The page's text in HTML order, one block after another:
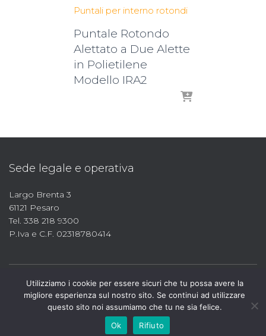
Puntali per interno rotondi
Puntale Rotondo
Alettato a Due Alette
in Polietilene
Modello IRA2
Sede legale e operativa
Largo Brenta 3
61121 Pesaro
Tel. 338 218 9300
P.Iva e C.F. 02318780414
Utilizziamo i cookie per essere sicuri che tu possa avere la
migliore esperienza sul nostro sito. Se continui ad utilizzare
questo sito noi assumiamo che tu ne sia felice.
Ok
Rifiuto